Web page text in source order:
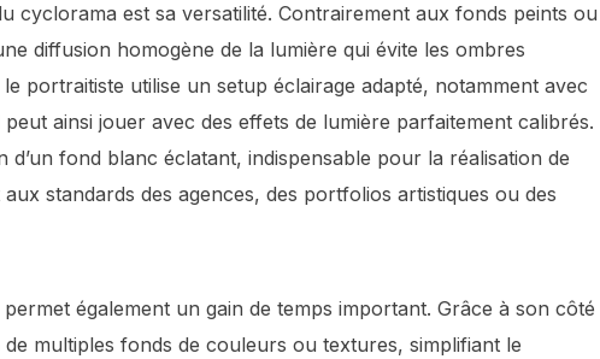
cyclorama est sa versatilité. Contrairement aux fonds peints ou
diffusion homogène de la lumière qui évite les ombres
portraitiste utilise un setup éclairage adapté, notamment avec
ainsi jouer avec des effets de lumière parfaitement calibrés.
d’un fond blanc éclatant, indispensable pour la réalisation de
standards des agences, des portfolios artistiques ou des
également un gain de temps important. Grâce à son côté
multiples fonds de couleurs ou textures, simplifiant le